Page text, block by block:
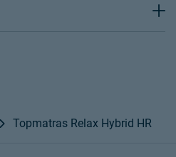
Topmatras Relax Hybrid HR